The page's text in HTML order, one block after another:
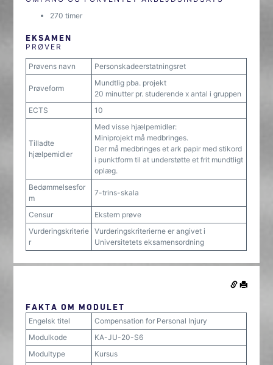
270 timer
EKSAMEN
PRØVER
Prøvens navn Personskadeerstatningsret
Prøveform
Mundtlig pba. projekt
20 minutter pr. studerende x antal i gruppen
ECTS
10
Tilladte
hjælpemidler
Med visse hjælpemidler:
Miniprojekt må medbringes.
Der må medbringes et ark papir med stikord
i punktform til at understøtte et frit mundtligt
oplæg.
Bedømmelsesfor
m
7-trins-skala
Censur
Ekstern prøve
Vurderingskriterie
r
Vurderingskriterierne er angivet i
Universitetets eksamensordning
FAKTA OM MODULET
Engelsk titel
Compensation for Personal Injury
Modulkode
KA-JU-20-S6
Modultype
Kursus